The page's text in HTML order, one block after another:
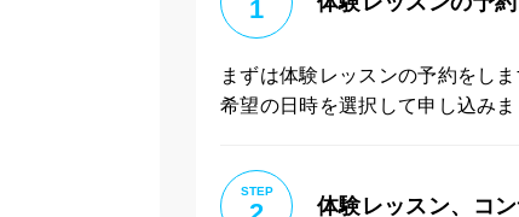
1
まずは体験レッスンの予約をし
希望の日時を選択して申し込みま
STEP
体験レッスン、コ